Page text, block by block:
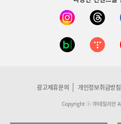
광고제휴문의 개인정보취급방침
Copyright ⓒ ㈜데일리안